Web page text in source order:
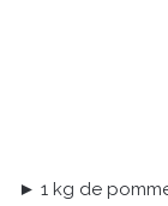
► 1 kg de